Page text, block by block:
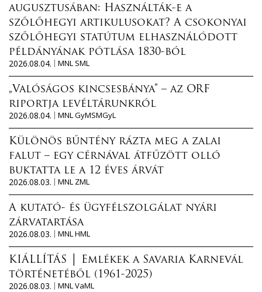
augusztusában: Használták-e a
szőlőhegyi artikulusokat? A csokonyai
szőlőhegyi statútum elhasználódott
példányának pótlása 1830-ból
2026.08.04.
MNL SML
„Valóságos kincsesbánya” – az ORF
riportja levéltárunkról
2026.08.04.
MNL GyMSMGyL
Különös bűntény rázta meg a zalai
falut – egy cérnával átfűzött olló
buktatta le a 12 éves árvát
2026.08.03.
MNL ZML
A kutató- és ügyfélszolgálat nyári
zárvatartása
2026.08.03.
MNL HML
KIÁLLÍTÁS │ Emlékek a Savaria Karnevál
történetéből (1961-2025)
2026.08.03.
MNL VaML